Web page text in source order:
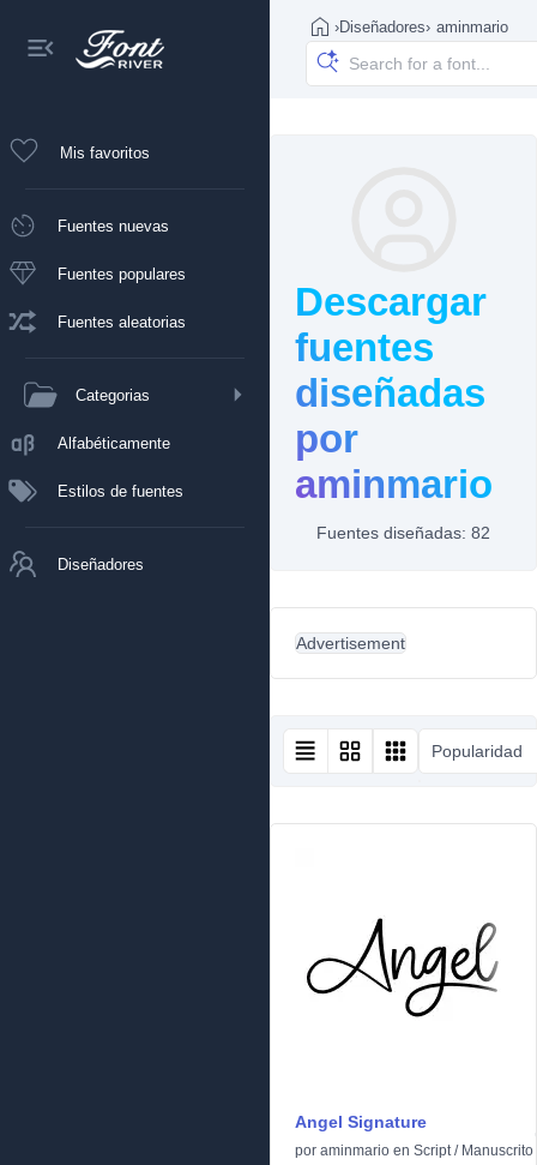
Mis favoritos
Fuentes nuevas
Fuentes populares
Fuentes aleatorias
Categorias
Alfabéticamente
Estilos de fuentes
Diseñadores
›Diseñadores› aminmario
Descargar
fuentes
diseñadas
por
aminmario
Fuentes diseñadas: 82
Advertisement
Popularidad
Angel Signature
por aminmario en Script/ Manuscrito